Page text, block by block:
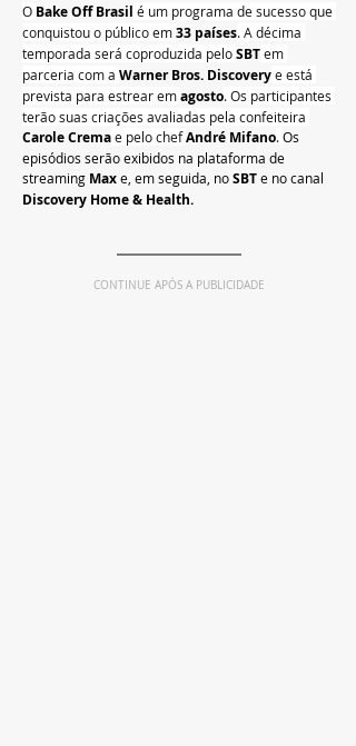
O Bake Off Brasil é um programa de sucesso que
conquistou o público em 33 países. A décima
temporada será coproduzida pelo SBT em
parceria com a Warner Bros. Discovery e está
prevista para estrear em agosto. Os participantes
terão suas criações avaliadas pela confeiteira
Carole Crema e pelo chef André Mifano. Os
episódios serão exibidos na plataforma de
streaming Max e, em seguida, no SBT e no canal
Discovery Home & Health.
CONTINUE APÓS A PUBLICIDADE